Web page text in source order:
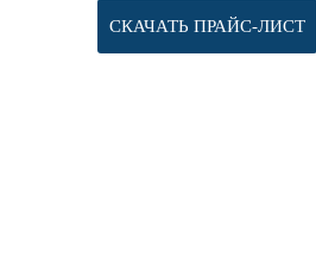
СКАЧАТЬ ПРАЙС-ЛИСТ